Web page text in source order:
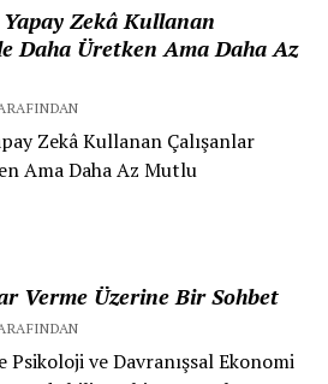
Zekâ Kullanan
Daha Üretken Ama Daha Az
Zekâ Kullanan Çalışanlar
Ama Daha Az Mutlu
Verme Üzerine Bir Sohbet
Psikoloji ve Davranışsal Ekonomi